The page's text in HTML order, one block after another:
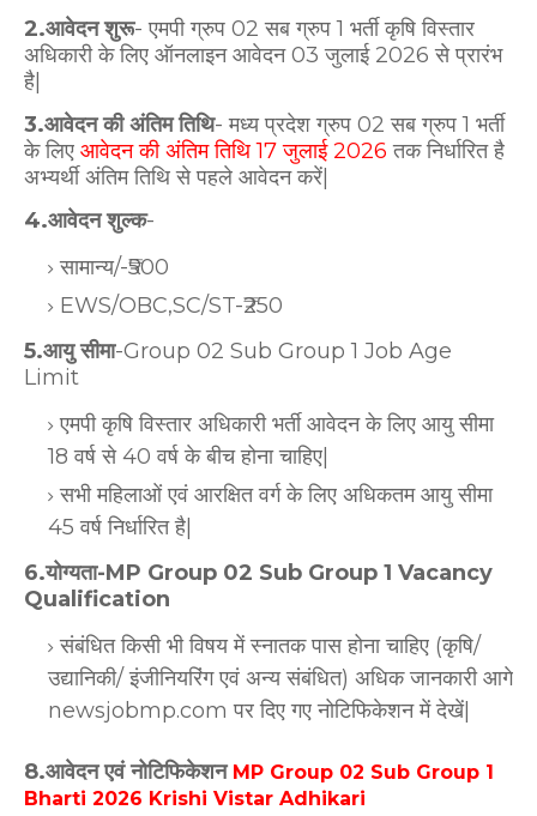
2.आवेदन शुरू- एमपी ग्रुप 02 सब ग्रुप 1 भर्ती कृषि विस्तार
अधिकारी के लिए ऑनलाइन आवेदन 03 जुलाई 2026 से प्रारंभ
है|
3.आवेदन की अंतिम तिथि- मध्य प्रदेश ग्रुप 02 सब ग्रुप 1 भर्ती
के लिए आवेदन की अंतिम तिथि 17 जुलाई 2026 तक निर्धारित है
अभ्यर्थी अंतिम तिथि से पहले आवेदन करें|
4.आवेदन शुल्क-
सामान्य/-₹500
EWS/OBC,SC/ST-₹250
5.आयु सीमा-Group 02 Sub Group 1 Job Age
Limit
एमपी कृषि विस्तार अधिकारी भर्ती आवेदन के लिए आयु सीमा
18 वर्ष से 40 वर्ष के बीच होना चाहिए|
सभी महिलाओं एवं आरक्षित वर्ग के लिए अधिकतम आयु सीमा
45 वर्ष निर्धारित है|
6.योग्यता-MP Group 02 Sub Group 1 Vacancy
Qualification
संबंधित किसी भी विषय में स्नातक पास होना चाहिए (कृषि/
उद्यानिकी/ इंजीनियरिंग एवं अन्य संबंधित) अधिक जानकारी आगे
newsjobmp.com पर दिए गए नोटिफिकेशन में देखें|
8.आवेदन एवं नोटिफिकेशन MP Group 02 Sub Group 1
Bharti 2026 Krishi Vistar Adhikari